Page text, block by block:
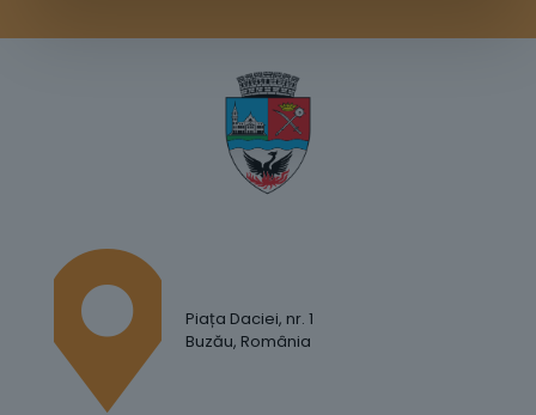
Piața Daciei, nr. 1
Buzău, România